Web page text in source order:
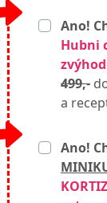
Ano!
Hubni
499,-
a
Ano!